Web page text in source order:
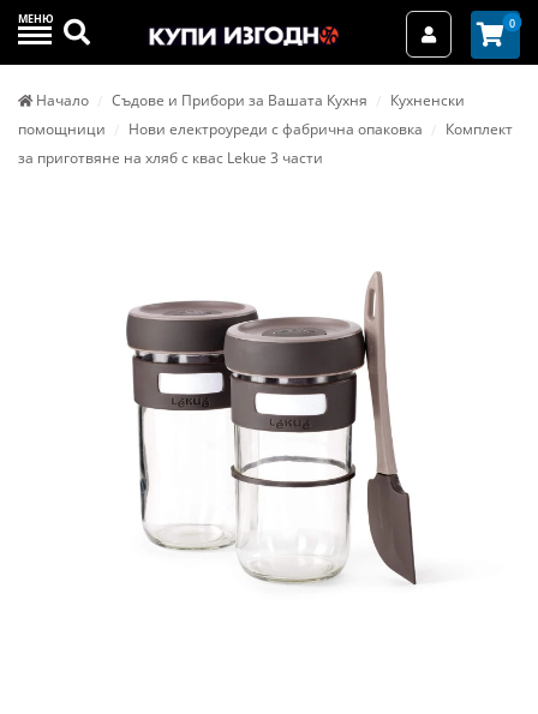
МЕНЮ Търси Вход / 0
Начало Съдове и Прибори за Вашата Кухня
Кухненски
помощници
Нови електроуреди с фабрична опаковка
Комплект
за приготвяне на хляб с квас Lekue 3 части